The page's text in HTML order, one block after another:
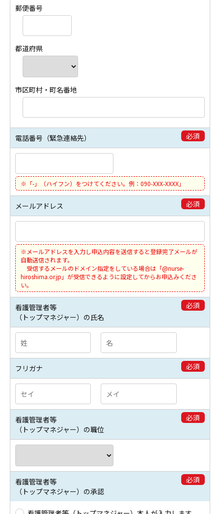
郵便番号
都道府県
市区町村・町名番地
電話番号（緊急連絡先） 必須
※「-」（ハイフン）をつけてください。例：090-XXX-XXXX」
メールアドレス 必須
※メールアドレスを入力し申込内容を送信すると登録完了メールが
自動送信されます。
受信するメールのドメイン指定をしている場合は「@nurse-
hiroshima.or.jp」が受信できるように設定してからお申込みくださ
い。
看護管理者等
（トップマネジャー）の氏名
必須
フリガナ 必須
看護管理者等
（トップマネジャー）の職位
必須
看護管理者等
（トップマネジャー）の承認
必須